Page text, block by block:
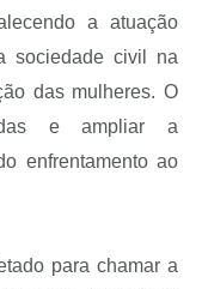
a atuação
sociedade civil na
das mulheres. O
e ampliar a
enfrentamento ao
para chamar a